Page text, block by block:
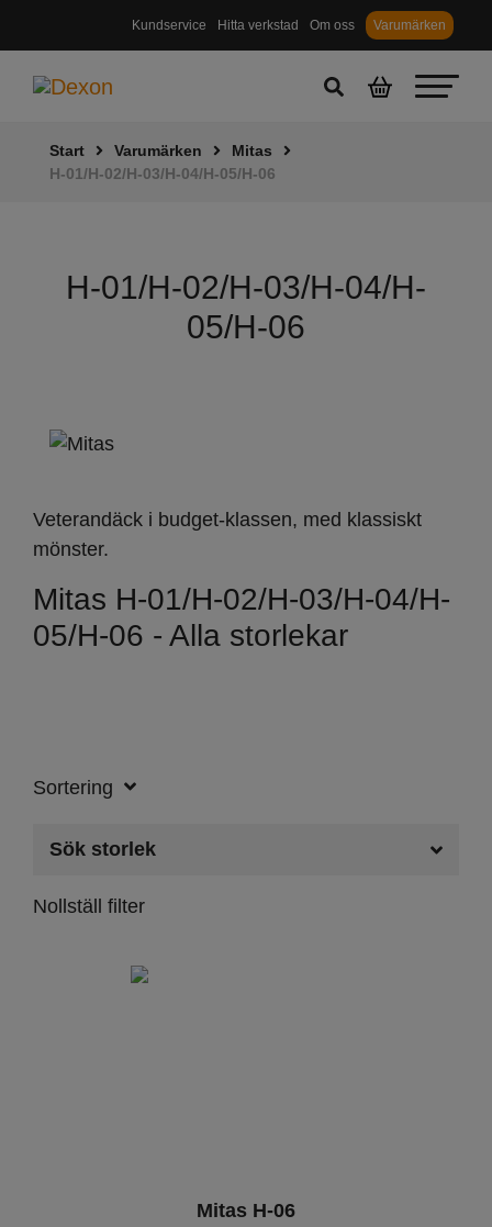
Kundservice Hitta verkstad Om oss Varumärken
Start Varumärken
Mitas
H-01/H-02/H-03/H-04/H-05/H-06
H-01/H-02/H-03/H-04/H-
05/H-06
Veterandäck i budget-klassen, med klassiskt
mönster.
Mitas H-01/H-02/H-03/H-04/H-
05/H-06 - Alla storlekar
Sortering
Sök storlek
Nollställ filter
Mitas H-06